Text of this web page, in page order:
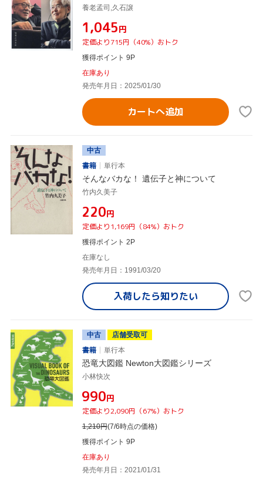
養老孟司,久石譲
¥1,045円
定価より715円（40%）おトク
獲得ポイント 9P
在庫あり
発売年月日：2025/01/30
カートへ追加
中古
書籍
単行本
そんなバカな！ 遺伝子と神について
竹内久美子
¥220円
定価より1,169円（84%）おトク
獲得ポイント 2P
在庫なし
発売年月日：1991/03/20
入荷したら知りたい
中古
店舗受取可
書籍
単行本
恐竜大図鑑 Newton大図鑑シリーズ
小林快次
¥990円
定価より2,090円（67%）おトク
1,210円(7/6時点の価格)
獲得ポイント 9P
在庫あり
発売年月日：2021/01/31